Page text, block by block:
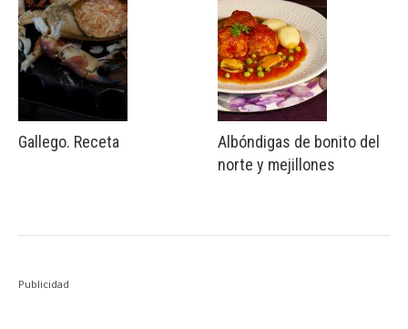
Gallego. Receta
Albóndigas de bonito del
norte y mejillones
Publicidad